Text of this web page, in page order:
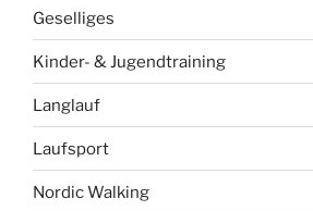
Geselliges
Kinder- & Jugendtraining
Langlauf
Laufsport
Nordic Walking